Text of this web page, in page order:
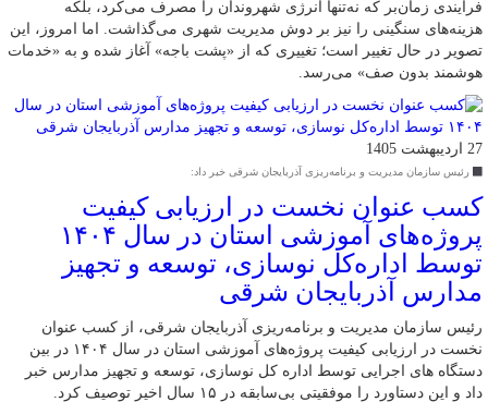
فرآیندی زمان‌بر که نه‌تنها انرژی شهروندان را مصرف می‌کرد، بلکه
هزینه‌های سنگینی را نیز بر دوش مدیریت شهری می‌گذاشت. اما امروز، این
تصویر در حال تغییر است؛ تغییری که از «پشت باجه» آغاز شده و به «خدمات
هوشمند بدون صف» می‌رسد.
27 اردیبهشت 1405
رئیس سازمان مدیریت و برنامه‌ریزی آذربایجان شرقی خبر داد:
کسب عنوان نخست در ارزیابی کیفیت
پروژه‌های آموزشی استان در سال ۱۴۰۴
توسط اداره‌کل نوسازی، توسعه و تجهیز
مدارس آذربایجان شرقی
رئیس سازمان مدیریت و برنامه‌ریزی آذربایجان شرقی، از کسب عنوان
نخست در ارزیابی کیفیت پروژه‌های آموزشی استان در سال ۱۴۰۴ در بین
دستگاه های اجرایی توسط اداره کل نوسازی، توسعه و تجهیز مدارس خبر
داد و این دستاورد را موفقیتی بی‌سابقه در ۱۵ سال اخیر توصیف کرد.